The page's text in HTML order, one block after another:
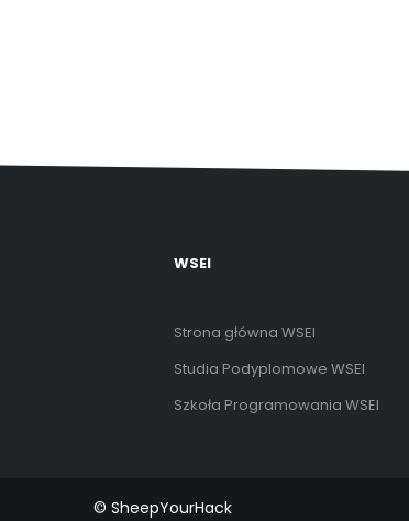
WSEI
Strona główna WSEI
Studia Podyplomowe WSEI
Szkoła Programowania WSEI
© SheepYourHack